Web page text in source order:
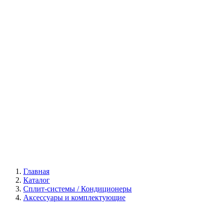
Главная
Каталог
Сплит-системы / Кондиционеры
Аксессуары и комплектующие